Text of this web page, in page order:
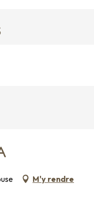
M'y rendre